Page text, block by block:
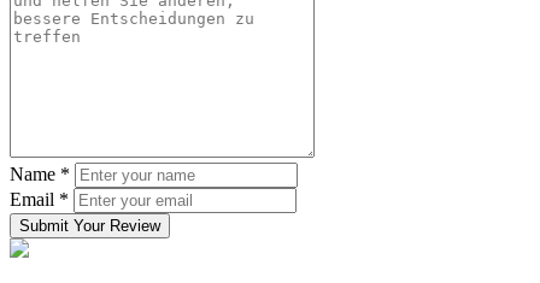
Name *
Email *
Submit Your Review